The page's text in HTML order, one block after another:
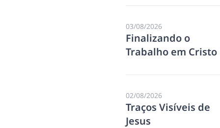
03/08/2026
Finalizando o
Trabalho em Cristo
02/08/2026
Traços Visíveis de
Jesus